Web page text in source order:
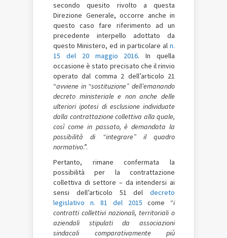
secondo quesito rivolto a questa
Direzione Generale, occorre anche in
questo caso fare riferimento ad un
precedente interpello adottato da
questo Ministero, ed in particolare al n.
15 del 20 maggio 2016. In quella
occasione è stato precisato che il rinvio
operato dal comma 2 dell’articolo 21
“avviene in “sostituzione” dell’emanando
decreto ministeriale e non anche delle
ulteriori ipotesi di esclusione individuate
dalla contrattazione collettiva alla quale,
così come in passato, è demandata la
possibilità di “integrare” il quadro
normativo.”.
Pertanto, rimane confermata la
possibilità per la contrattazione
collettiva di settore – da intendersi ai
sensi dell’articolo 51 del decreto
legislativo n. 81 del 2015 come “i
contratti collettivi nazionali, territoriali o
aziendali stipulati da associazioni
sindacali comparativamente più